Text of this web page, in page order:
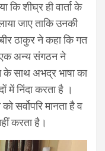
शीघ्र ही वार्ता के
जाए ताकि उनकी
ठाकुर ने कहा कि गत
एक अन्य संगठन ने
के साथ अभद्र भाषा का
में निंदा करता है ।
सर्वोपरि मानता है व
करता है।